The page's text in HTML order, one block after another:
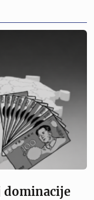
dominacije